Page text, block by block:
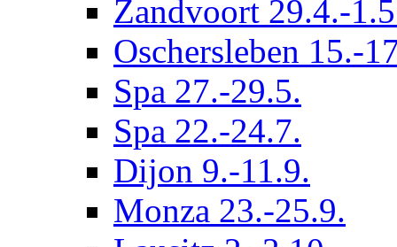
Zandvoort 29.4.-
Oschersleben 15.-
Spa 27.-29.5.
Spa 22.-24.7.
Dijon 9.-11.9.
Monza 23.-25.9.